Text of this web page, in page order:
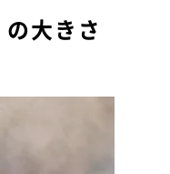
大きさ